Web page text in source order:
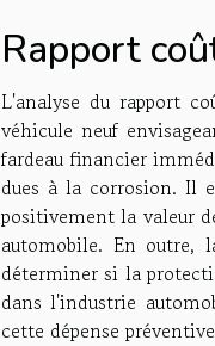
Rapport
L'analyse du rapport
véhicule neuf
fardeau financier
dues à la corrosion. Il
positivement la valeur
automobile. En outre,
déterminer si la
dans l'industrie
cette dépense